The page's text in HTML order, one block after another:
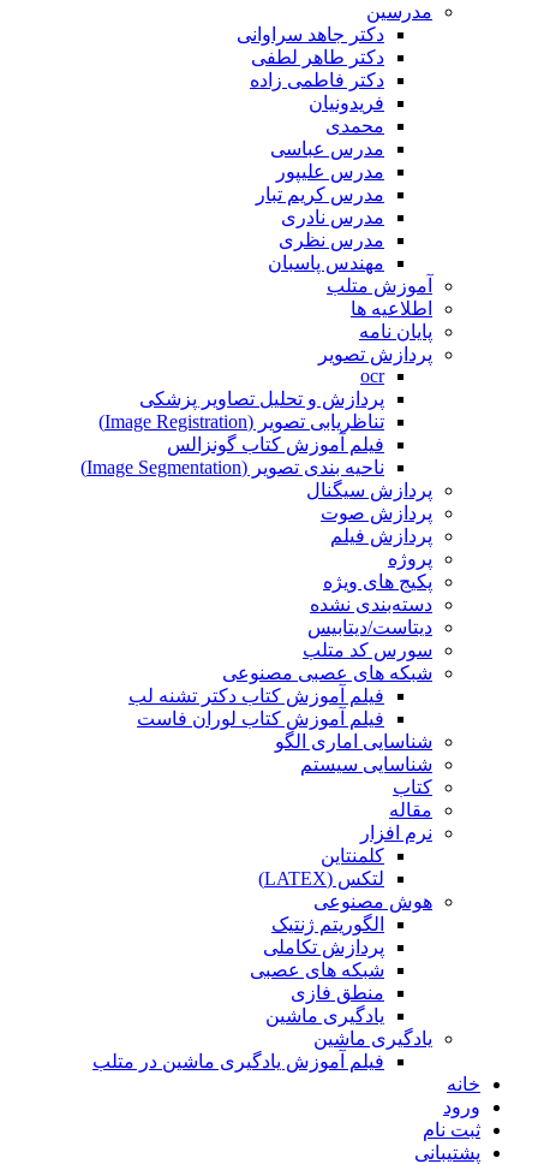
مدرسین
دکتر جاهد سراوانی
دکتر طاهر لطفی
دکتر فاطمی زاده
فریدونیان
محمدی
مدرس عباسی
مدرس علیپور
مدرس کریم تبار
مدرس نادری
مدرس نظری
مهندس پاسبان
آموزش متلب
اطلاعیه ها
پایان نامه
پردازش تصویر
ocr
پردازش و تحلیل تصاویر پزشکی
تناظریابی تصویر (Image Registration)
فیلم آموزش کتاب گونزالس
ناحیه بندی تصویر (Image Segmentation)
پردازش سیگنال
پردازش صوت
پردازش فیلم
پروژه
پکیج های ویژه
دسته‌بندی نشده
دیتاست/دیتابیس
سورس کد متلب
شبکه های عصبی مصنوعی
فیلم آموزش کتاب دکتر تشنه لب
فیلم آموزش کتاب لوران فاست
شناسایی اماری الگو
شناسایی سیستم
کتاب
مقاله
نرم افزار
کلمنتاین
لتکس (LATEX)
هوش مصنوعی
الگوریتم ژنتیک
پردازش تکاملی
شبکه های عصبی
منطق فازی
یادگیری ماشین
یادگیری ماشین
فیلم آموزش یادگیری ماشین در متلب
خانه
ورود
ثبت نام
پشتیبانی